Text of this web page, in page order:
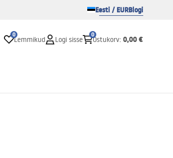
Eesti / EURBlogi
0
Lemmikud Logi sisse
0
Ostukorv: 0,00 €